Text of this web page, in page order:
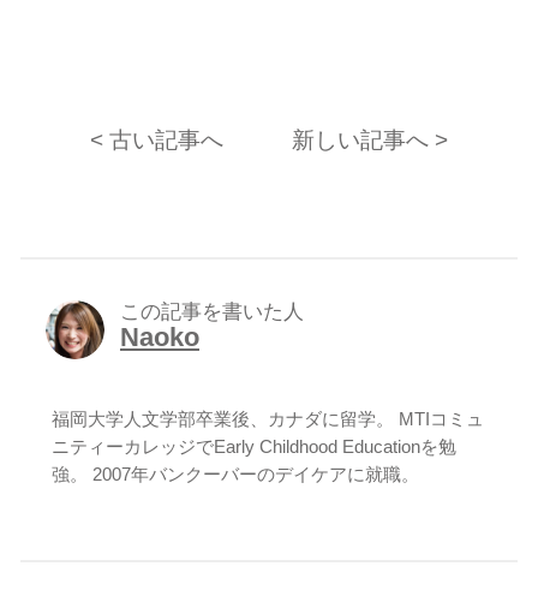
< 古い記事へ 新しい記事へ >
この記事を書いた人
Naoko
福岡大学人文学部卒業後、カナダに留学。 MTIコミュ
ニティーカレッジでEarly Childhood Educationを勉
強。 2007年バンクーバーのデイケアに就職。